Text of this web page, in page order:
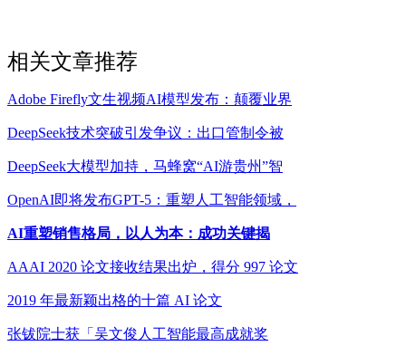
相关文章推荐
Adobe Firefly文生视频AI模型发布：颠覆业界
DeepSeek技术突破引发争议：出口管制令被
DeepSeek大模型加持，马蜂窝“AI游贵州”智
OpenAI即将发布GPT-5：重塑人工智能领域，
AI重塑销售格局，以人为本：成功关键揭
AAAI 2020 论文接收结果出炉，得分 997 论文
2019 年最新颖出格的十篇 AI 论文
张钹院士获「吴文俊人工智能最高成就奖